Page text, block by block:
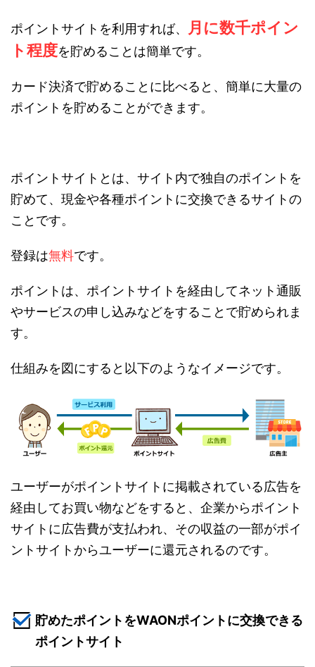
ポイントサイトを利用すれば、
月に数千ポイン
ト程度を貯めることは簡単です。
カード決済で貯めることに比べると、簡単に大量の
ポイントを貯めることができます。
ポイントサイトとは、サイト内で独自のポイントを
貯めて、現金や各種ポイントに交換できるサイトの
ことです。
登録は無料です。
ポイントは、ポイントサイトを経由してネット通販
やサービスの申し込みなどをすることで貯められま
す。
仕組みを図にすると以下のようなイメージです。
ユーザーがポイントサイトに掲載されている広告を
経由してお買い物などをすると、企業からポイント
サイトに広告費が支払われ、その収益の一部がポイ
ントサイトからユーザーに還元されるのです。
貯めたポイントをWAONポイントに交換できる
ポイントサイト